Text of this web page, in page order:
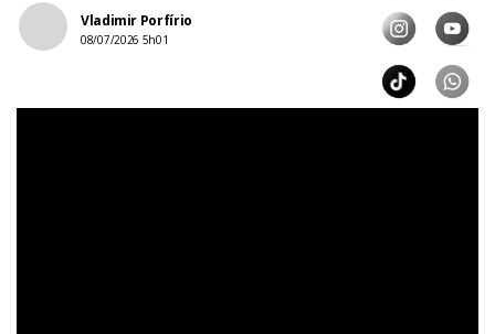
Vladimir Porfírio
08/07/2026 5h01